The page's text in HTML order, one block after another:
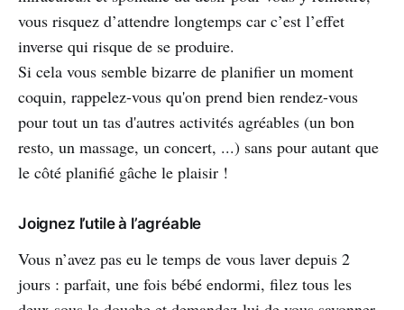
vous risquez d’attendre longtemps car c’est l’effet
inverse qui risque de se produire.
Si cela vous semble bizarre de planifier un moment
coquin, rappelez-vous qu'on prend bien rendez-vous
pour tout un tas d'autres activités agréables (un bon
resto, un massage, un concert, ...) sans pour autant que
le côté planifié gâche le plaisir !
Joignez l’utile à l’agréable
Vous n’avez pas eu le temps de vous laver depuis 2
jours : parfait, une fois bébé endormi, filez tous les